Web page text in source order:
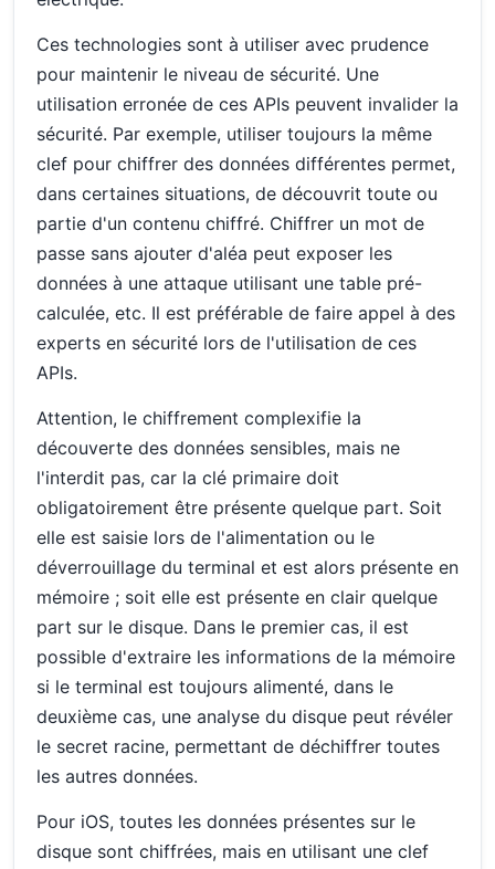
Ces technologies sont à utiliser avec prudence
pour maintenir le niveau de sécurité. Une
utilisation erronée de ces APIs peuvent invalider la
sécurité. Par exemple, utiliser toujours la même
clef pour chiffrer des données différentes permet,
dans certaines situations, de découvrit toute ou
partie d'un contenu chiffré. Chiffrer un mot de
passe sans ajouter d'aléa peut exposer les
données à une attaque utilisant une table pré-
calculée, etc. Il est préférable de faire appel à des
experts en sécurité lors de l'utilisation de ces
APIs.
Attention, le chiffrement complexifie la
découverte des données sensibles, mais ne
l'interdit pas, car la clé primaire doit
obligatoirement être présente quelque part. Soit
elle est saisie lors de l'alimentation ou le
déverrouillage du terminal et est alors présente en
mémoire ; soit elle est présente en clair quelque
part sur le disque. Dans le premier cas, il est
possible d'extraire les informations de la mémoire
si le terminal est toujours alimenté, dans le
deuxième cas, une analyse du disque peut révéler
le secret racine, permettant de déchiffrer toutes
les autres données.
Pour iOS, toutes les données présentes sur le
disque sont chiffrées, mais en utilisant une clef